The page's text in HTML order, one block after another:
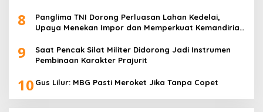
8
Panglima TNI Dorong Perluasan Lahan Kedelai,
Upaya Menekan Impor dan Memperkuat Kemandirian
9
Saat Pencak Silat Militer Didorong Jadi Instrumen
Pembinaan Karakter Prajurit
10 Gus Lilur: MBG Pasti Meroket Jika Tanpa Copet